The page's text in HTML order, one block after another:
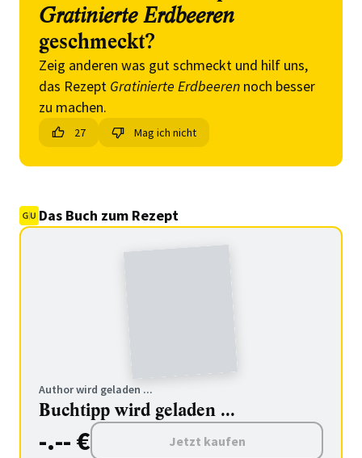
Gratinierte Erdbeeren
geschmeckt?
Zeig anderen was gut schmeckt und hilf uns,
das Rezept Gratinierte Erdbeeren noch besser
zu machen.
27 Mag ich nicht
Das Buch zum Rezept
Author wird geladen ...
Buchtipp wird geladen ...
-.-- € Jetzt kaufen